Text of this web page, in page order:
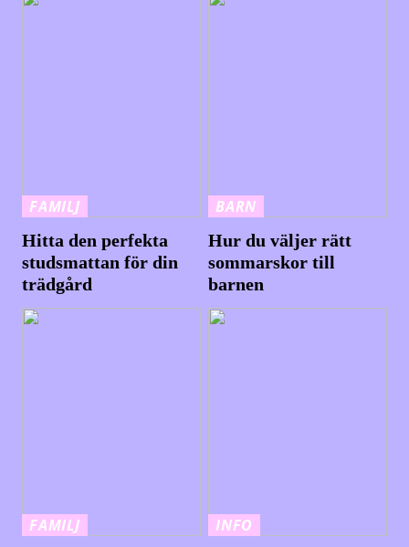
FAMILJ
Hitta den perfekta
studsmattan för din
trädgård
BARN
Hur du väljer rätt
sommarskor till
barnen
FAMILJ
INFO